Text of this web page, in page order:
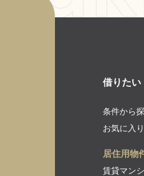
借りたい
条件から
お気に入
居住用物
賃貸マン